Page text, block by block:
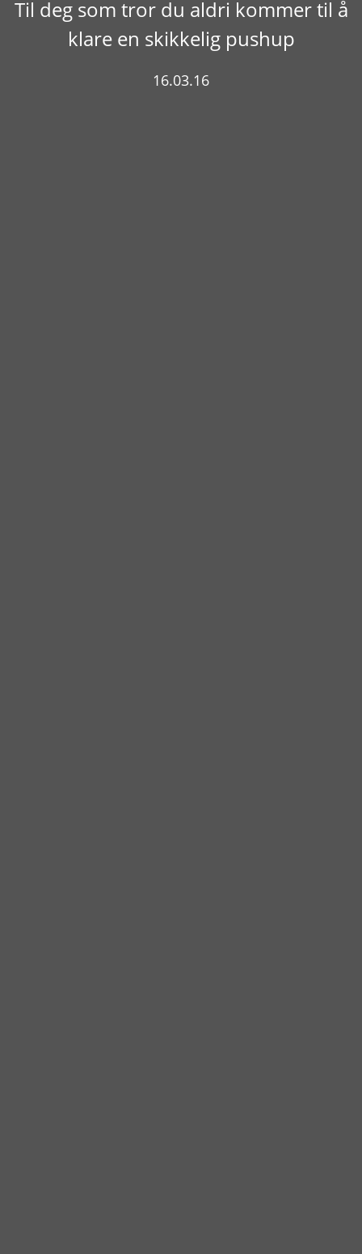
Til deg som tror du aldri kommer til å
klare en skikkelig pushup
16.03.16